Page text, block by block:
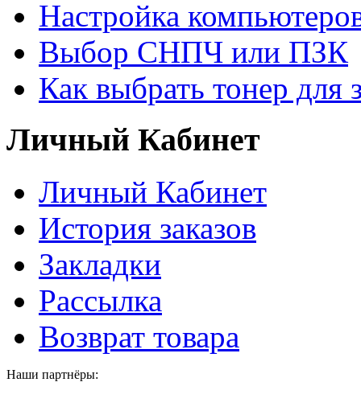
Настройка
Выбор СНПЧ или ПЗК
Как выбрать тонер для
Личный Кабинет
Личный Кабинет
История заказов
Закладки
Рассылка
Возврат товара
Наши партнёры: